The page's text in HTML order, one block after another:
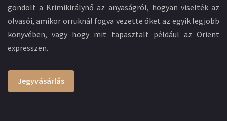
gondolt a Krimikirálynő az anyaságról, hogyan viselték az
olvasói, amikor orruknál fogva vezette őket az egyik legjobb
könyvében, vagy hogy mit tapasztalt például az Orient
expresszen.
Jegyvásárlás